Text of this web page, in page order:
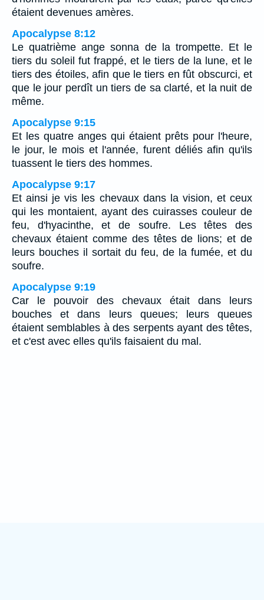
étaient devenues amères.
Apocalypse 8:12
Le quatrième ange sonna de la trompette. Et le
tiers du soleil fut frappé, et le tiers de la lune, et le
tiers des étoiles, afin que le tiers en fût obscurci, et
que le jour perdît un tiers de sa clarté, et la nuit de
même.
Apocalypse 9:15
Et les quatre anges qui étaient prêts pour l'heure,
le jour, le mois et l'année, furent déliés afin qu'ils
tuassent le tiers des hommes.
Apocalypse 9:17
Et ainsi je vis les chevaux dans la vision, et ceux
qui les montaient, ayant des cuirasses couleur de
feu, d'hyacinthe, et de soufre. Les têtes des
chevaux étaient comme des têtes de lions; et de
leurs bouches il sortait du feu, de la fumée, et du
soufre.
Apocalypse 9:19
Car le pouvoir des chevaux était dans leurs
bouches et dans leurs queues; leurs queues
étaient semblables à des serpents ayant des têtes,
et c'est avec elles qu'ils faisaient du mal.